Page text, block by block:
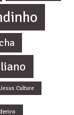
Jesus Culture